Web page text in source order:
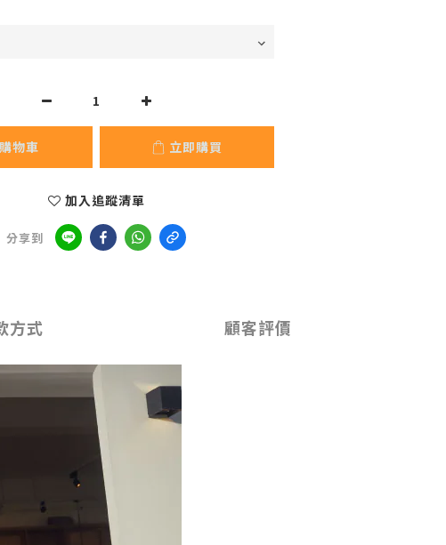
物車 立即購買
加入追蹤清單
分享到
方式 顧客評價